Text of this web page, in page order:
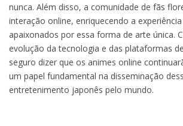
nunca. Além disso, a comunidade de fãs
interação online, enriquecendo a
apaixonados por essa forma de arte única.
evolução da tecnologia e das plataformas
seguro dizer que os animes online
um papel fundamental na disseminação
entretenimento japonês pelo mundo.